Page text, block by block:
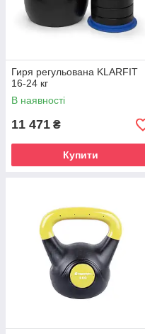
Гиря регульована KLARFIT
16-24 кг
В наявності
11 471 ₴
Купити